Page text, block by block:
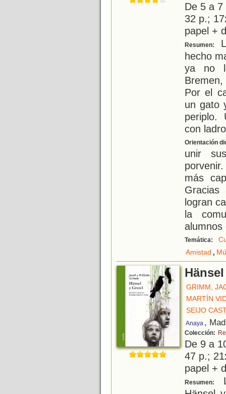
De 5 a
32 p.;
papel +
Resumen:
hecho
ya no
Por el
un gato
periplo.
con
Orientación
unir
más
logran
la
alumnos
Temática:
Amistad ,
GRIMM,
MARTÍN
SEIJO
Anaya ,
Colección:
De 9 a
47 p.;
papel +
Resumen: